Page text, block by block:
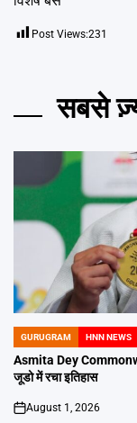
Post Views:231
सबसे
POSTED
IN
GURUGRAM HNN NEWS
Asmita Dey
जूडो में रचा इतिहास
on
August 1, 2026